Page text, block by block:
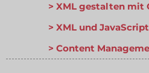
XML gestalten mit
XML und JavaScript
Content